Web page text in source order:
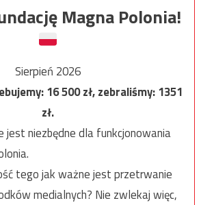
Magna Polonia!
Sierpień 2026
16 500zł, zebraliśmy:1351
zł.
niezbędne dla funkcjonowania
tego jak ważne jest przetrwanie
medialnych? Nie zwlekaj więc,